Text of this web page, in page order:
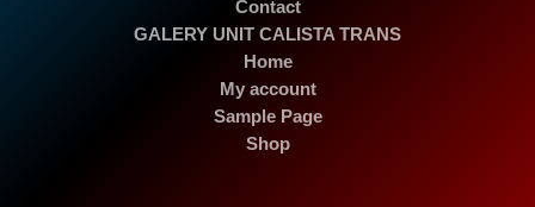
Contact
GALERY UNIT CALISTA TRANS
Home
My account
Sample Page
Shop